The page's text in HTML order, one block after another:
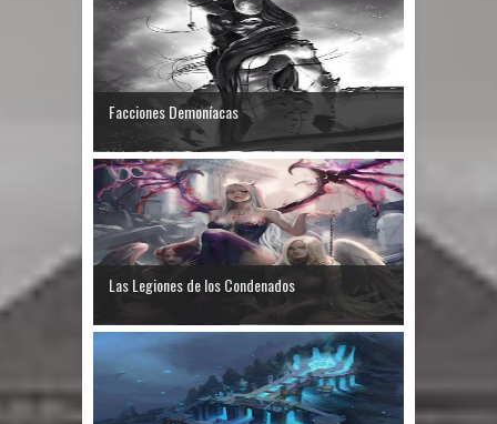
Facciones Demoníacas
Las Legiones de los Condenados